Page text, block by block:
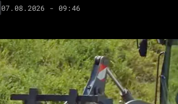
07.08.2026 - 09:46